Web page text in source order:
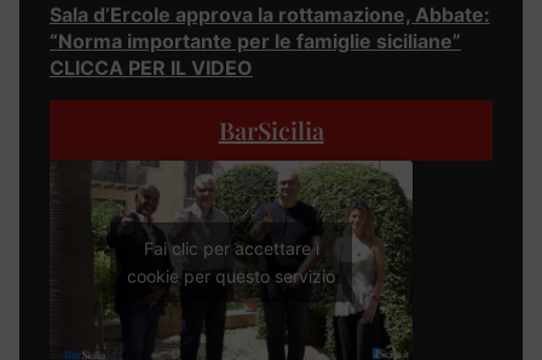
Sala d’Ercole approva la rottamazione, Abbate:
“Norma importante per le famiglie siciliane”
CLICCA PER IL VIDEO
BarSicilia
Fai clic per accettare i
cookie per questo servizio